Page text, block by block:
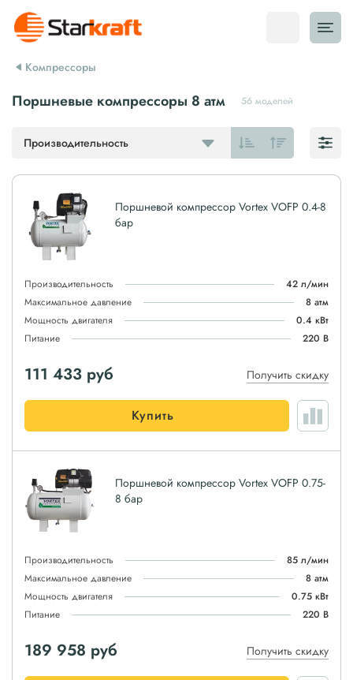
Компрессоры
Поршневые компрессоры 8 атм 56 моделей
Производительность
Поршневой компрессор Vortex VOFP 0.4-8
бар
Производительность
42 л/мин
Максимальное давление
8 атм
Мощность двигателя
0.4 кВт
Питание
220 В
111 433 руб Получить скидку
Купить
Поршневой компрессор Vortex VOFP 0.75-
8 бар
Производительность
85 л/мин
Максимальное давление
8 атм
Мощность двигателя
0.75 кВт
Питание
220 В
189 958 руб Получить скидку